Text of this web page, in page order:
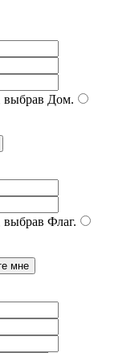
выбрав Дом.
выбрав Флаг.